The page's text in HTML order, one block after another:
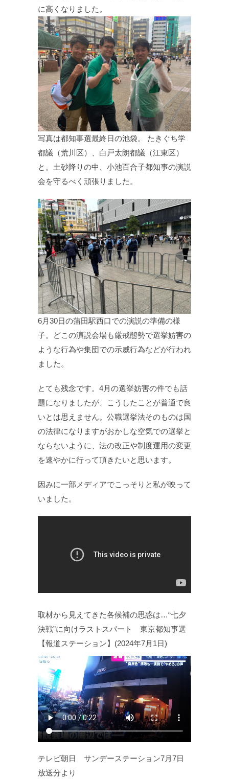
に高くなりました。
写真は都知事選最終日の池袋。 たきぐち学
都議（荒川区）、白戸太朗都議（江東区）
と。土砂降りの中、小池百合子都知事の演説
会を守るべく頑張りました。
6月30日の蒲田駅西口での演説の準備の様
子。どこの演説会場も厳戒態勢で選挙妨害の
ような行為や集団での示威行為などが行われ
ました。
とても残念です。4月の選挙妨害の件でも話
題になりましたが、こうしたことが普通で良
いとは思えません。公職選挙法そのものは国
の法律になりますがおかしな空気での選挙と
ならないように、法の改正や制度運用の変更
を速やかに行って頂きたいと思います。
因みに一部メディアでこっそりと私が映って
いました。
取材から見えてきた各候補の思惑は…“七夕
決戦”に向けラストスパート 東京都知事選
【報道ステーション】(2024年7月1日)
テレビ朝日 サンデーステーション7月7日
放送分より